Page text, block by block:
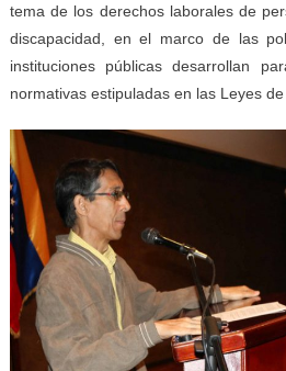
tema de los derechos laborales de
discapacidad, en el marco de las
instituciones públicas desarrollan
normativas estipuladas en las Leyes de